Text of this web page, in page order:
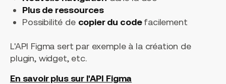
Plus de ressources
Possibilité de copier du codefacilement
L'API Figma sert par exemple à la création de
plugin, widget, etc.
En savoir plus sur l'API Figma